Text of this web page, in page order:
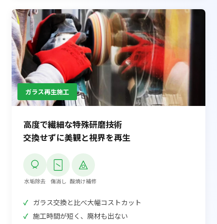
ガラス再生施工
高度で繊細な特殊研磨技術
交換せずに美観と視界を再生
水垢除去 傷消し 酸焼け補修
ガラス交換と比べ大幅コストカット
施工時間が短く、廃材も出ない